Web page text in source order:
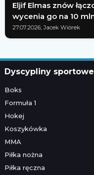
Eljif Elmas znów
wycenia go na 10
27.07.2026; Jacek Wiórek
Dyscypliny sportowe
Boks
Formuła 1
Hokej
Koszykówka
MMA
Piłka nożna
Piłka ręczna